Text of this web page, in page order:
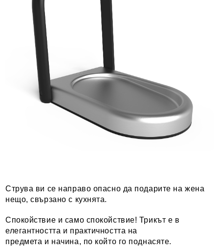
Струва ви се направо опасно да подарите на жена
нещо, свързано с кухнята.
Спокойствие и само спокойствие! Трикът е в
елегантността и практичността на
предмета и начина, по който го поднасяте.